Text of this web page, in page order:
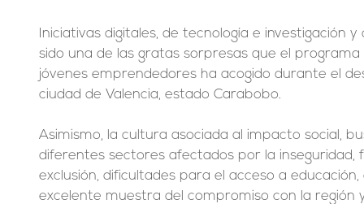
Iniciativas digitales, de tecnología e investigación
sido una de las gratas sorpresas que el
jóvenes emprendedores ha acogido durante el
ciudad de Valencia, estado Carabobo.
Asimismo, la cultura asociada al impacto social,
diferentes sectores afectados por la
exclusión, dificultades para el acceso a
excelente muestra del compromiso con la región